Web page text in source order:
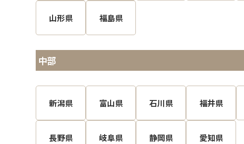
山形県 福島県
中部
新潟県 富山県 石川県 福井県
長野県 岐阜県 静岡県 愛知県